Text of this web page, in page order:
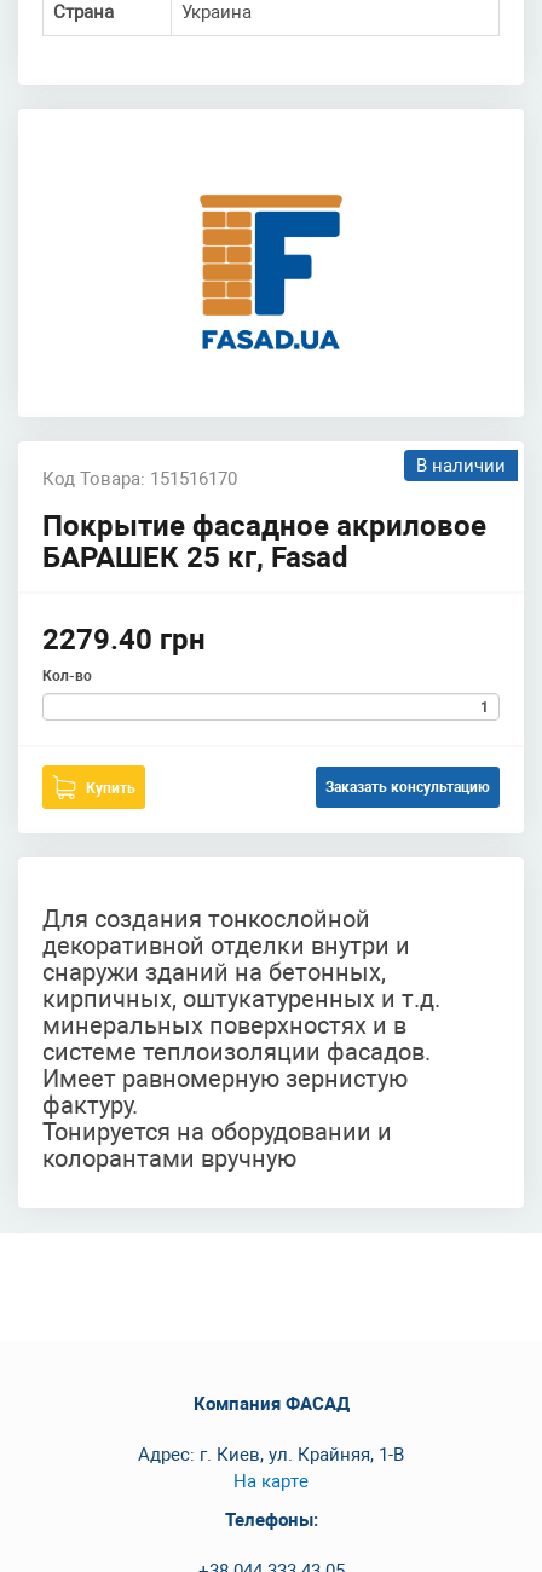
Страна Украина
Код Товара: 151516170
В наличии
Покрытие фасадное акриловое
БАРАШЕК 25 кг, Fasad
2279.40 грн
Кол-во
Купить Заказать консультацию
Для создания тонкослойной
декоративной отделки внутри и
снаружи зданий на бетонных,
кирпичных, оштукатуренных и т.д.
минеральных поверхностях и в
системе теплоизоляции фасадов.
Имеет равномерную зернистую
фактуру.
Тонируется на оборудовании и
колорантами вручную
Компания ФАСАД
Адрес: г. Киев, ул. Крайняя, 1-В
На карте
Телефоны: